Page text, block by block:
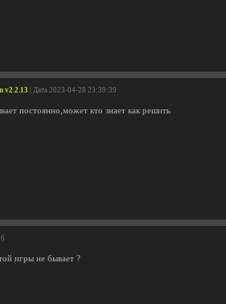
v2.2.13 | Дата 2023-04-28 23:39:39
постоянно,может кто знает как решить
игры не бывает ?